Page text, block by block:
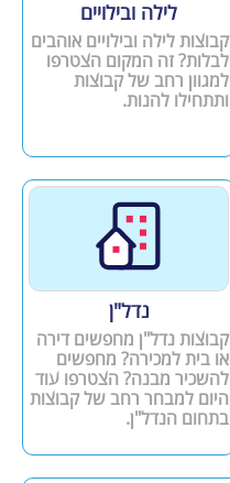
לילה ובילויים
קבוצות לילה ובילויים אוהבים
לבלות? זה המקום הצטרפו
למגוון רחב של קבוצות
ותתחילו להנות.
נדל"ן
קבוצות נדל"ן מחפשים דירה
או בית למכירה? מחפשים
להשכיר מבנה? הצטרפו עוד
היום למבחר רחב של קבוצות
בתחום הנדל"ן.